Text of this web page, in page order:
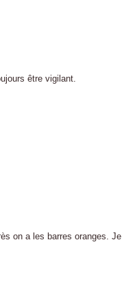
être vigilant.
on a les barres oranges. Je